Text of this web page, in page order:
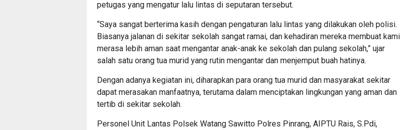
petugas yang mengatur lalu lintas di seputaran tersebut.
“Saya sangat berterima kasih dengan pengaturan lalu lintas yang dilakukan oleh polisi.
Biasanya jalanan di sekitar sekolah sangat ramai, dan kehadiran mereka membuat kami
merasa lebih aman saat mengantar anak-anak ke sekolah dan pulang sekolah,” ujar
salah satu orang tua murid yang rutin mengantar dan menjemput buah hatinya.
Dengan adanya kegiatan ini, diharapkan para orang tua murid dan masyarakat sekitar
dapat merasakan manfaatnya, terutama dalam menciptakan lingkungan yang aman dan
tertib di sekitar sekolah.
Personel Unit Lantas Polsek Watang Sawitto Polres Pinrang, AIPTU Rais, S.Pdi,